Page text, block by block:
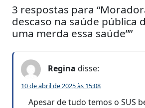
3 respostas para
descaso na saúde pública
uma merda essa saúde””
Regina disse:
10 de abril de 2025 às 15:08
Apesar de tudo temos o SUS